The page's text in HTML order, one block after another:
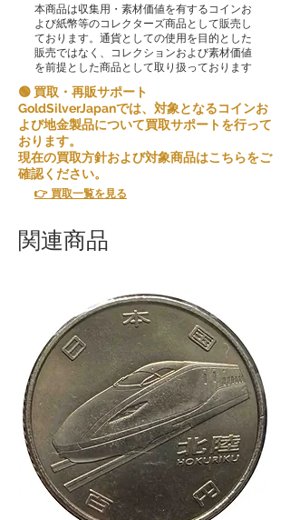
本商品は収集用・素材価値を有するコインお
よび紙幣等のコレクターズ商品として販売し
ております。通貨としての使用を目的とした
販売ではなく、コレクションおよび素材価値
を前提とした商品として取り扱っております
🟢 買取・再販サポート
GoldSilverJapanでは、対象となるコインお
よび地金製品について買取サポートを行って
おります。
現在の買取方針および対象商品はこちらをご
確認ください。
👉 買取一覧を見る
関連商品